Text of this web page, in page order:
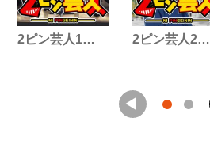
2ピン芸人1… 2ピン芸人2…